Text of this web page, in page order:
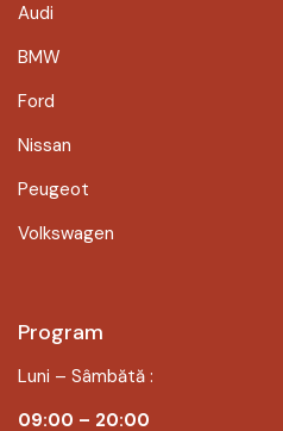
Audi
BMW
Ford
Nissan
Peugeot
Volkswagen
Program
Luni – Sâmbătă :
09:00 – 20:00